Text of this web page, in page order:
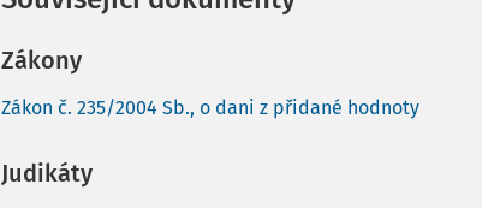
Zákony
Zákon č. 235/2004 Sb., o dani z přidané hodnoty
Judikáty